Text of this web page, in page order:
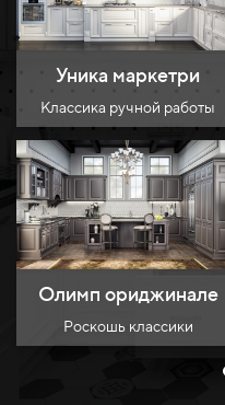
Уника маркетри
Классика ручной работы
Олимп ориджинале
Роскошь классики